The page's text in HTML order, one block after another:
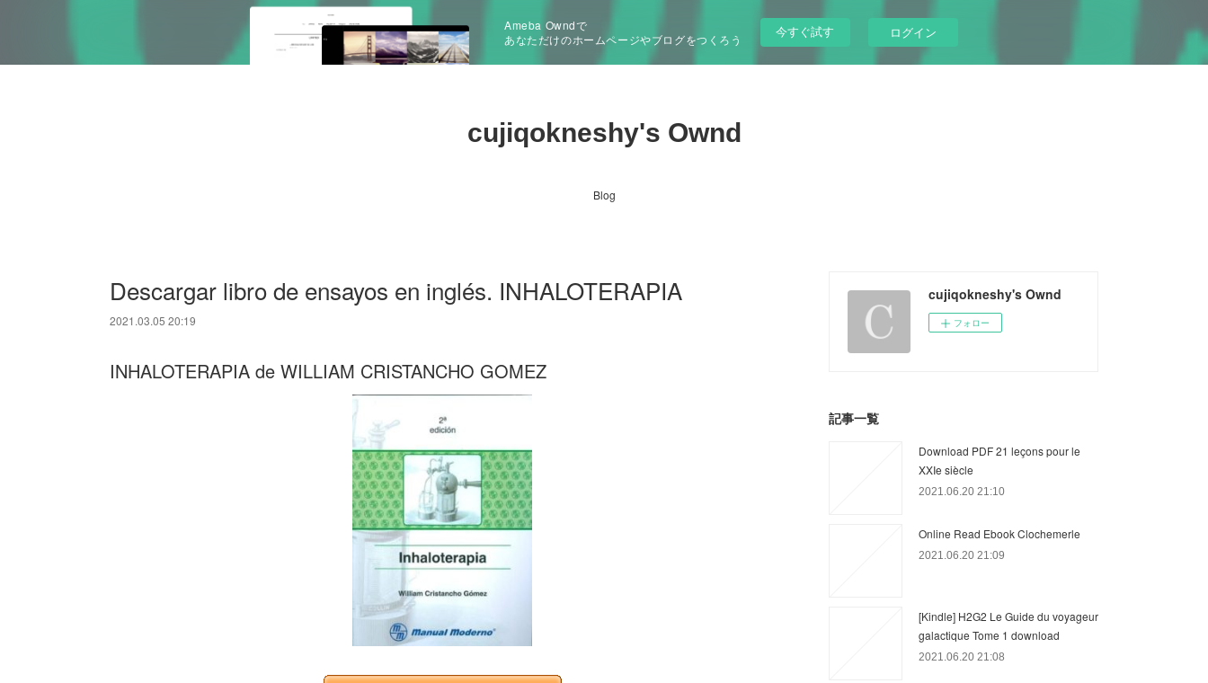
Ameba Owndで
あなただけのホームページやブログをつくろう
今すぐ試す ログイン
cujiqokneshy's Ownd
Blog
Descargar libro de ensayos en inglés. INHALOTERAPIA
2021.03.05 20:19
INHALOTERAPIA de WILLIAM CRISTANCHO GOMEZ
cujiqokneshy's Ownd
フォロー
記事一覧
Download PDF 21 leçons pour le
XXIe siècle
2021.06.20 21:10
Online Read Ebook Clochemerle
2021.06.20 21:09
[Kindle] H2G2 Le Guide du voyageur
galactique Tome 1 download
2021.06.20 21:08